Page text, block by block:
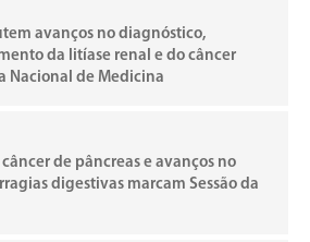
avanços no diagnóstico,
da litíase renal e do câncer
Nacional de Medicina
de pâncreas e avanços no
digestivas marcam Sessão da